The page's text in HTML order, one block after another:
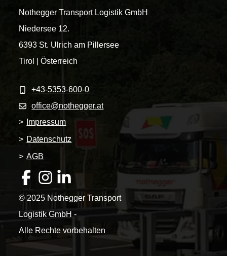
Nothegger Transport Logistik GmbH
Niedersee 12.
6393 St. Ulrich am Pillersee
Tirol | Österreich
+43-5353-600-0
office@nothegger.at
>
Impressum
> Datenschutz
> AGB
© 2025 Nothegger Transport
Logistik GmbH -
Alle Rechte vorbehalten